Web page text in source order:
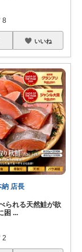
8
いいね
納 店長
られる天然鮭が欲
困 ...
2